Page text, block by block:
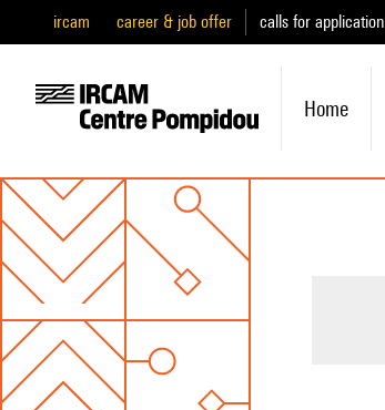
ircam career & job offer calls for application
Home